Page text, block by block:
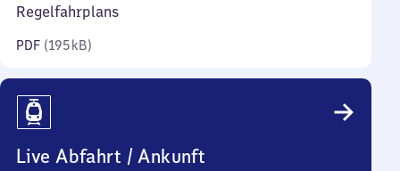
Regelfahrplans
PDF (195 kB)
Live Abfahrt / Ankunft